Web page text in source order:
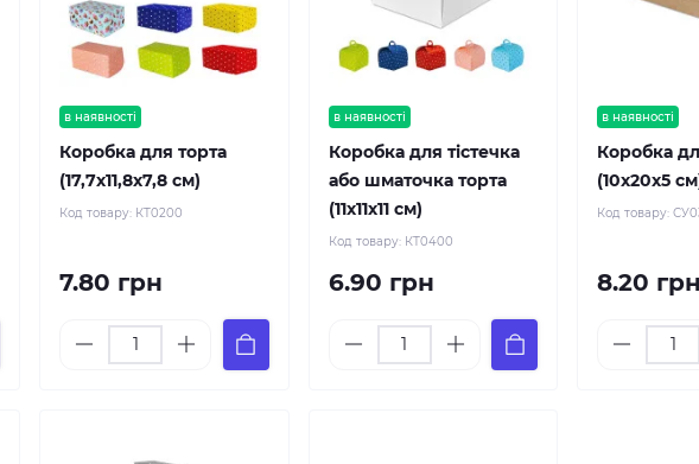
в наявності
Коробка для торта
(17,7х11,8х7,8 см)
Код товару: КТ0200
7.80 грн
в наявності
Коробка для тістечка
або шматочка торта
(11х11х11 см)
Код товару: КТ0400
6.90 грн
в наявності
Коробка
(10х20х5
Код товару:
8.20 грн